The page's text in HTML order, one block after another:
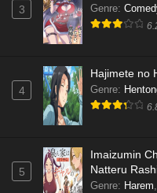
3 Genre:
4
Hajimete no
Genre:
5
Imaizumin
Natteru
Genre: Harem,